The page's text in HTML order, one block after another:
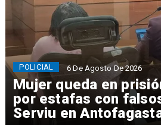
Mujer queda en
por estafas con
Serviu en
POLICIAL 6 De Agosto De 2026